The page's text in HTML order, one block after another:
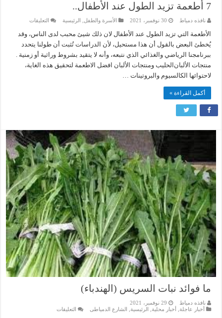
7 أطعمة تزيد الطول عند الأطفال..
نافذه دمياط 30 نوفمبر، 2021 الأسرة والطفل الرئيسية التعليقاتعلى
أطعمة
تزيد
الطول
الأطفال..
مغلقة
الأطعمة التي تزيد الطول عند الأطفال لان ذلك شيئ محبب لدى الناس، وقد
يُخطئ البعض بالقول أن هذا مستحيل، لأن الدراسات تُثبت أن طولنا يتحدد
ببرنامجنا الرياضي والغذائي الذي نتبعه، وأنه لا يتقيد بشروط وراثية أو زمنية .
منتجات ﺍﻷﻟﺒﺎﻥالحليب ومنتجات الألبان افضل الاطعمة لتحقيق هذه الغاية،
لاحتوائها اﻟﻜﺎﻟﺴﻴﻮﻡ وﺍﻟﺒﺮﻭﺗﻴﻨﺎﺕ …
أكمل القراءة »
ما فوائد نبات السريس (الهندباء)
نافذه دمياط
29 نوفمبر، 2021
أخبار عاجلة
أخبار محلية الرئيسية الشارع الدمياطى التعليقاتعلى